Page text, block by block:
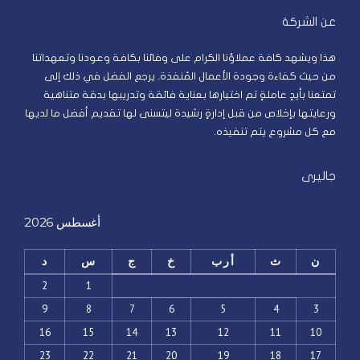
عن الشركة
هذا ويشهد كافة عملاؤنا الكرام على وفائنا بكافة وعودنا وتعهداتنا
من حيث كفاءة وجودة الأعمال المُنفذة. يرجع الفضل في ذلك إلى
تمتعنا بأيدٍ عاملةٍ تم اختيارها بعناية فائقة وتدريبها بدقة متناهية
ورعايتها بإخلاص من قبل إدارةٍ رشيدة ليتسنى لها تقديم أفضل ما لديها
مع كل مشروع يتم تنفيذه.
جاليرى
أغسطس 2026
ن ث أرب خ ج س د
1
2
3
4
5
6
7
8
9
10
11
12
13
14
15
16
17
18
19
20
21
22
23